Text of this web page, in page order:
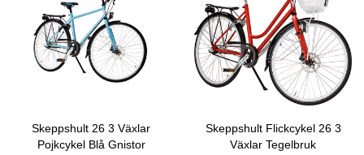
Skeppshult 26 3 Växlar
Pojkcykel Blå Gnistor
Skeppshult Flickcykel 26 3
Växlar Tegelbruk